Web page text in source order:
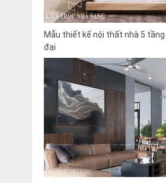
Mẫu thiết kế nội thất nhà 5
đại